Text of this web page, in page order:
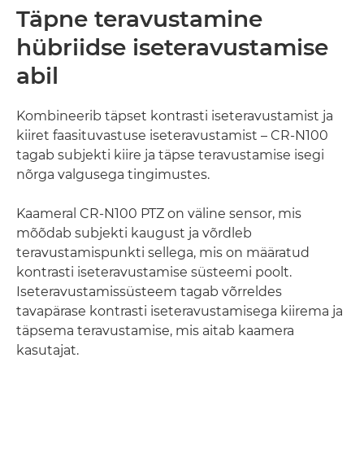
Täpne teravustamine
hübriidse iseteravustamise
abil
Kombineerib täpset kontrasti iseteravustamist ja
kiiret faasituvastuse iseteravustamist – CR-N100
tagab subjekti kiire ja täpse teravustamise isegi
nõrga valgusega tingimustes.
Kaameral CR-N100 PTZ on väline sensor, mis
mõõdab subjekti kaugust ja võrdleb
teravustamispunkti sellega, mis on määratud
kontrasti iseteravustamise süsteemi poolt.
Iseteravustamissüsteem tagab võrreldes
tavapärase kontrasti iseteravustamisega kiirema ja
täpsema teravustamise, mis aitab kaamera
kasutajat.